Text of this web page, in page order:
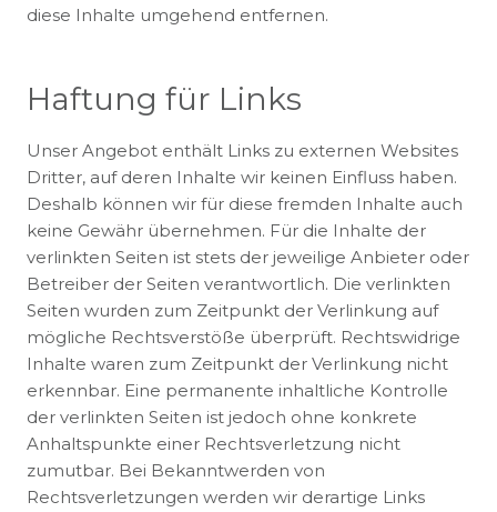
diese Inhalte umgehend entfernen.
Haftung für Links
Unser Angebot enthält Links zu externen Websites
Dritter, auf deren Inhalte wir keinen Einfluss haben.
Deshalb können wir für diese fremden Inhalte auch
keine Gewähr übernehmen. Für die Inhalte der
verlinkten Seiten ist stets der jeweilige Anbieter oder
Betreiber der Seiten verantwortlich. Die verlinkten
Seiten wurden zum Zeitpunkt der Verlinkung auf
mögliche Rechtsverstöße überprüft. Rechtswidrige
Inhalte waren zum Zeitpunkt der Verlinkung nicht
erkennbar. Eine permanente inhaltliche Kontrolle
der verlinkten Seiten ist jedoch ohne konkrete
Anhaltspunkte einer Rechtsverletzung nicht
zumutbar. Bei Bekanntwerden von
Rechtsverletzungen werden wir derartige Links